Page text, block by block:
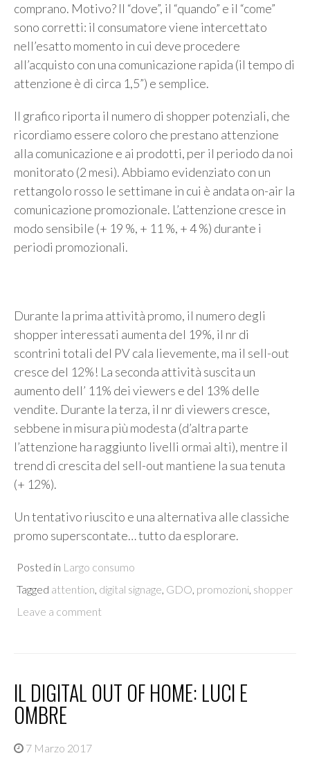
comprano. Motivo? Il “dove”, il “quando” e il “come”
sono corretti: il consumatore viene intercettato
nell’esatto momento in cui deve procedere
all’acquisto con una comunicazione rapida (il tempo di
attenzione è di circa 1,5”) e semplice.
Il grafico riporta il numero di shopper potenziali, che
ricordiamo essere coloro che prestano attenzione
alla comunicazione e ai prodotti, per il periodo da noi
monitorato (2 mesi). Abbiamo evidenziato con un
rettangolo rosso le settimane in cui è andata on-air la
comunicazione promozionale. L’attenzione cresce in
modo sensibile (+ 19 %, + 11 %, + 4 %) durante i
periodi promozionali.
Durante la prima attività promo, il numero degli
shopper interessati aumenta del 19%, il nr di
scontrini totali del PV cala lievemente, ma il sell-out
cresce del 12%! La seconda attività suscita un
aumento dell’ 11% dei viewers e del 13% delle
vendite. Durante la terza, il nr di viewers cresce,
sebbene in misura più modesta (d’altra parte
l’attenzione ha raggiunto livelli ormai alti), mentre il
trend di crescita del sell-out mantiene la sua tenuta
(+ 12%).
Un tentativo riuscito e una alternativa alle classiche
promo superscontate… tutto da esplorare.
Posted in Largo consumo
Tagged attention, digital signage, GDO, promozioni, shopper
Leave a comment
IL DIGITAL OUT OF HOME: LUCI E
OMBRE
7 Marzo 2017